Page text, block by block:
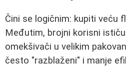
Čini se logičnim: kupiti veću
Međutim, brojni korisni
omekšivači u velikim
često "razblaženi" i manje